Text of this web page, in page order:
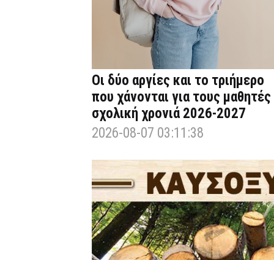
Οι δύο αργίες και το τριήμερο
που χάνονται για τους μαθητές
σχολική χρονιά 2026-2027
2026-08-07 03:11:38